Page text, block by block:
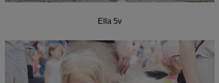
Ella 5v